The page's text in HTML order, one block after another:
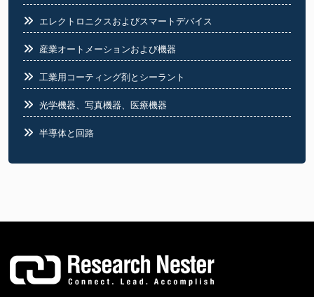
エレクトロニクスおよびスマートデバイス
産業オートメーションおよび機器
工業用コーティング剤とシーラント
光学機器、写真機器、医療機器
半導体と回路